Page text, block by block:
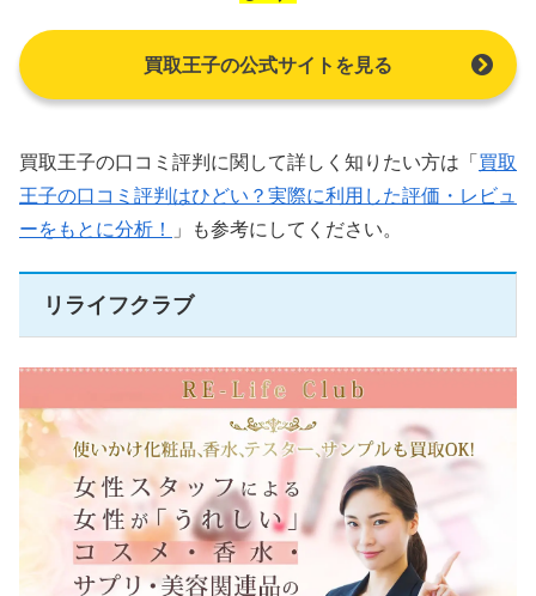
買取王子の公式サイトを見る
買取王子の口コミ評判に関して詳しく知りたい方は「買取
王子の口コミ評判はひどい？実際に利用した評価・レビュ
ーをもとに分析！
」も参考にしてください。
リライフクラブ